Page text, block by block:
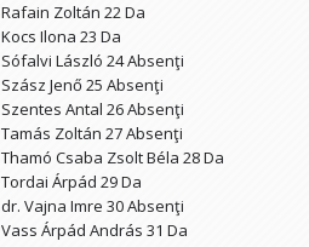
Rafain Zoltán 22 Da
Kocs Ilona 23 Da
Sófalvi László 24 Absenţi
Szász Jenő 25 Absenţi
Szentes Antal 26 Absenţi
Tamás Zoltán 27 Absenţi
Thamó Csaba Zsolt Béla 28 Da
Tordai Árpád 29 Da
dr. Vajna Imre 30 Absenţi
Vass Árpád András 31 Da